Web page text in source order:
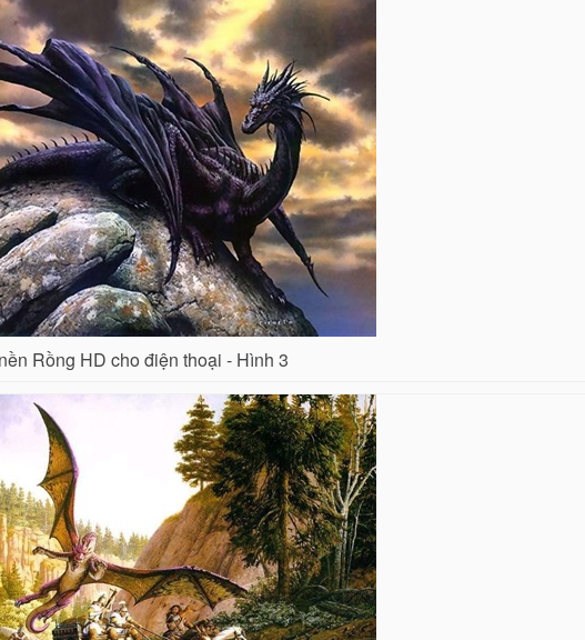
Rồng HD cho điện thoại - Hình 3